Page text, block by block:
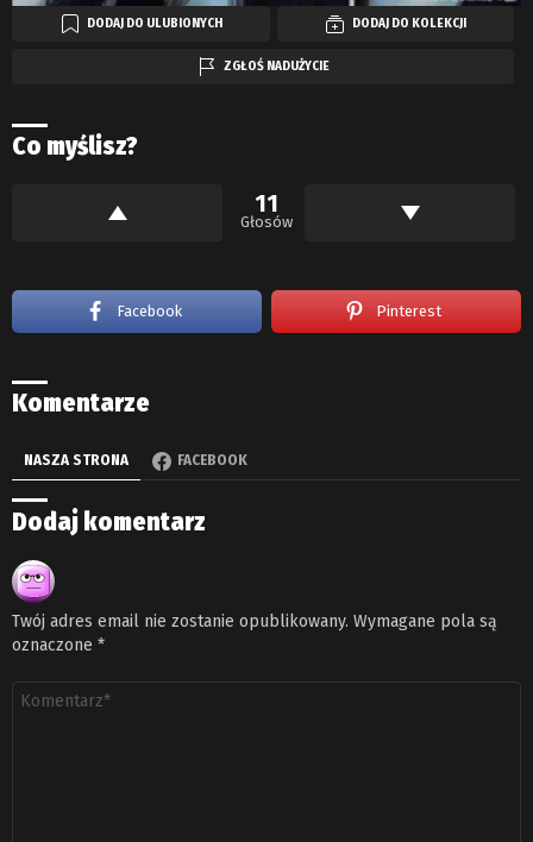
DODAJ DO ULUBIONYCH DODAJ DO KOLEKCJI
ZGŁOŚ NADUŻYCIE
Co myślisz?
11
Głosów
Facebook Pinterest
Komentarze
NASZA STRONA FACEBOOK
Dodaj komentarz
Twój adres email nie zostanie opublikowany. Wymagane pola są
oznaczone *